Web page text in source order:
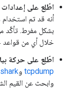
اطّلِع على
أنه قد تم
بشكل مفرط. تأكَّد
خلال أي من قواعد
اطّلِع على حركة
tcpdump و
وابحث عن القيم